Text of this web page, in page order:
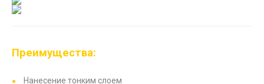
Преимущества:
Нанесение тонким слоем